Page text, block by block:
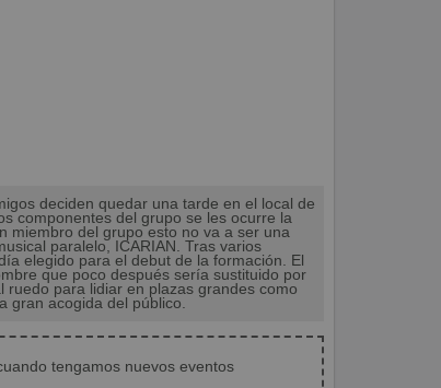
deciden quedar una tarde en el local de
componentes del grupo se les ocurre la
miembro del grupo esto no va a ser una
paralelo, ICARIAN. Tras varios
elegido para el debut de la formación. El
que poco después sería sustituido por
ruedo para lidiar en plazas grandes como
gran acogida del público.
tengamos nuevos eventos